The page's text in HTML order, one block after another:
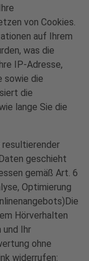
von Cookies.
auf Ihrem
was die
IP-Adresse,
sowie die
die
lange Sie die
resultierender
geschieht
gemäß Art. 6
Optimierung
Hörverhalten
und Ihr
ohne
widerrufen: